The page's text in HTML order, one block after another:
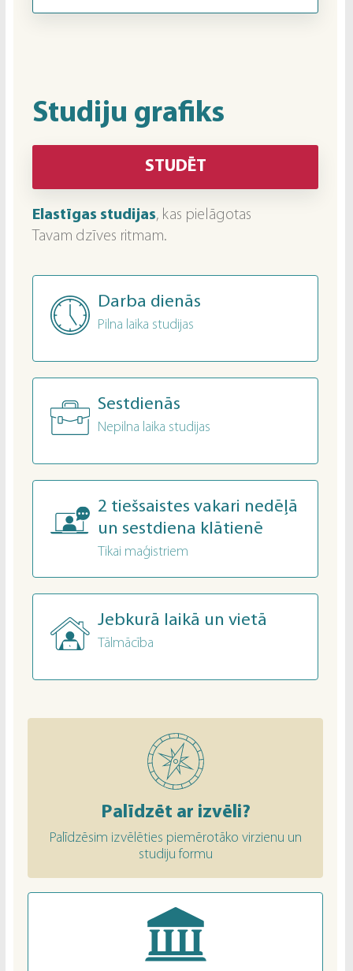
Studiju grafiks
STUDĒT
Elastīgas studijas, kas pielāgotas
Tavam dzīves ritmam.
Darba dienās
Pilna laika studijas
Sestdienās
Nepilna laika studijas
2 tiešsaistes vakari nedēļā
un sestdiena klātienē
Tikai maģistriem
Jebkurā laikā un vietā
Tālmācība
Palīdzēt ar izvēli?
Palīdzēsim izvēlēties piemērotāko virzienu un
studiju formu